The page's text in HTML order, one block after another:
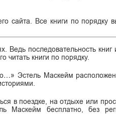
сайта. Все книги по
Ведь последовательность
книги по порядку.
Эстель Маскейм
в поездке, на отдыхе или
Маскейм бесплатно, без